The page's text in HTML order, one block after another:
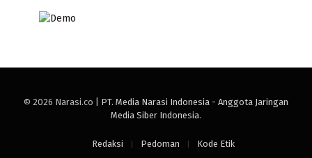
© 2026 Narasi.co | PT. Media Narasi Indonesia - Anggota Jaringan
Media Siber Indonesia.
Redaksi Pedoman Kode Etik